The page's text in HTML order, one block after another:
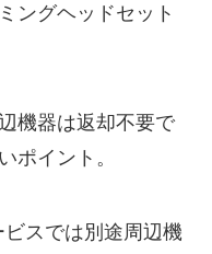
ングヘッドセット
機器は返却不要で
ポイント。
スでは別途周辺機